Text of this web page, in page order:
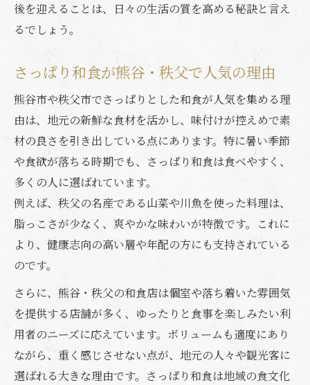
秩父市と熊谷市の注目和食メニュー紹介
和食ランチで選びたい注目メニュー特集
さっぱり味が光る和食のおすすめ一品
和食ランチ定番メニューの魅力を解説
地元で評判の和食ランチメニューとは
和食ファン必見の熊谷・秩父のランチ
和食ランチで心身がリフレッシュできる理由
和食のさっぱり感がリフレッシュを促進
和食ランチのバランスが健康の秘訣に
さっぱり和食で気分転換するポイント
和食の栄養バランスが体に与える効果
後を迎えることは、日々の生活の質を高める秘訣と言え
るでしょう。
さっぱり和食が熊谷・秩父で人気の理由
熊谷市や秩父市でさっぱりとした和食が人気を集める理
由は、地元の新鮮な食材を活かし、味付けが控えめで素
材の良さを引き出している点にあります。特に暑い季節
や食欲が落ちる時期でも、さっぱり和食は食べやすく、
多くの人に選ばれています。
例えば、秩父の名産である山菜や川魚を使った料理は、
脂っこさが少なく、爽やかな味わいが特徴です。これに
より、健康志向の高い層や年配の方にも支持されている
のです。
さらに、熊谷・秩父の和食店は個室や落ち着いた雰囲気
を提供する店舗が多く、ゆったりと食事を楽しみたい利
用者のニーズに応えています。ボリュームも適度にあり
ながら、重く感じさせない点が、地元の人々や観光客に
選ばれる大きな理由です。さっぱり和食は地域の食文化